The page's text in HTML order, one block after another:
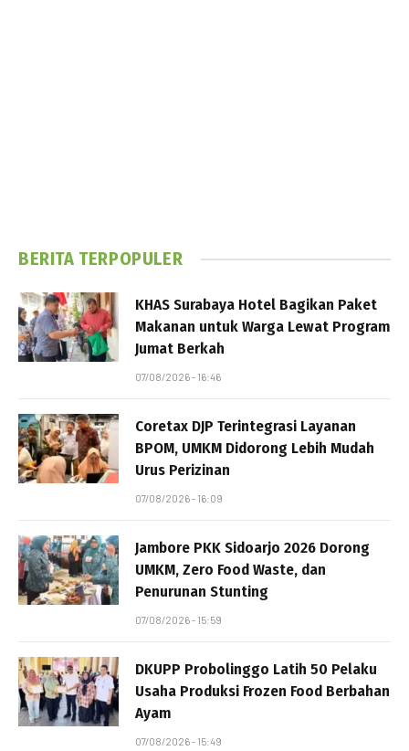
BERITA TERPOPULER
KHAS Surabaya Hotel Bagikan Paket
Makanan untuk Warga Lewat Program
Jumat Berkah
07/08/2026 - 16:46
Coretax DJP Terintegrasi Layanan
BPOM, UMKM Didorong Lebih Mudah
Urus Perizinan
07/08/2026 - 16:09
Jambore PKK Sidoarjo 2026 Dorong
UMKM, Zero Food Waste, dan
Penurunan Stunting
07/08/2026 - 15:59
DKUPP Probolinggo Latih 50 Pelaku
Usaha Produksi Frozen Food Berbahan
Ayam
07/08/2026 - 15:49